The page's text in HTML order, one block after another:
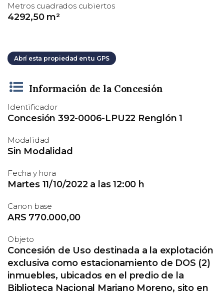
Metros cuadrados cubiertos
4292,50 m²
Abrí esta propiedad en tu GPS
Información de la Concesión
Identificador
Concesión 392-0006-LPU22 Renglón 1
Modalidad
Sin Modalidad
Fecha y hora
Martes 11/10/2022 a las 12:00 h
Canon base
ARS 770.000,00
Objeto
Concesión de Uso destinada a la explotación
exclusiva como estacionamiento de DOS (2)
inmuebles, ubicados en el predio de la
Biblioteca Nacional Mariano Moreno, sito en